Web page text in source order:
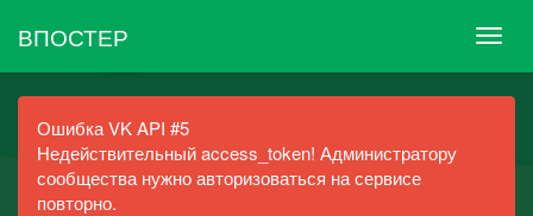
ВПОСТЕР
Ошибка VK API #5
Недействительный access_token! Администратору
сообщества нужно авторизоваться на сервисе
повторно.